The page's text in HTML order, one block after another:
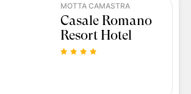
MOTTA CAMASTRA
Casale Romano
Resort Hotel